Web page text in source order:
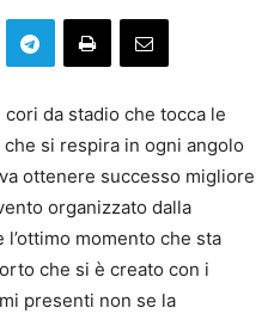
da stadio che tocca le
si respira in ogni angolo
ottenere successo migliore
organizzato dalla
momento che sta
che si è creato con i
presenti non se la